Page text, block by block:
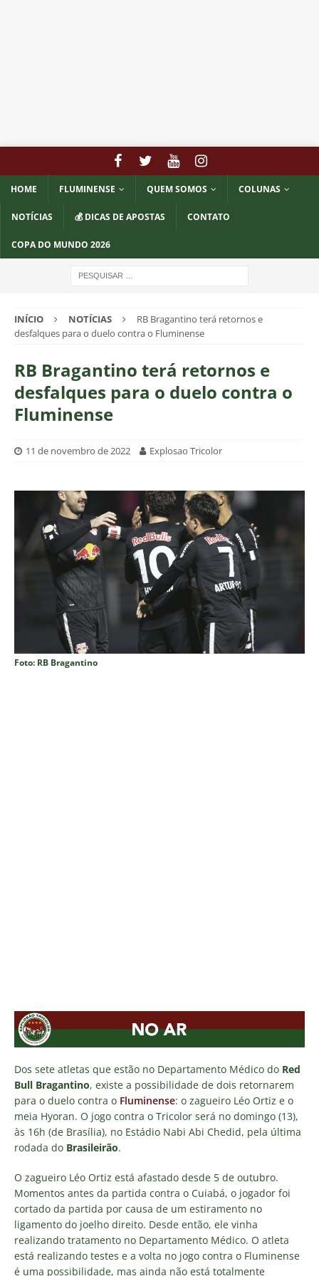
HOME FLUMINENSE QUEM SOMOS COLUNAS
NOTÍCIAS 💰 DICAS DE APOSTAS CONTATO
COPA DO MUNDO 2026
INÍCIO NOTÍCIAS
RB Bragantino terá retornos e
desfalques para o duelo contra o Fluminense
RB Bragantino terá retornos e
desfalques para o duelo contra o
Fluminense
11 de novembro de 2022 Explosao Tricolor
Foto: RB Bragantino
Dos sete atletas que estão no Departamento Médico do Red
Bull Bragantino, existe a possibilidade de dois retornarem
para o duelo contra o Fluminense: o zagueiro Léo Ortiz e o
meia Hyoran. O jogo contra o Tricolor será no domingo (13),
às 16h (de Brasília), no Estádio Nabi Abi Chedid, pela última
rodada do Brasileirão.
O zagueiro Léo Ortiz está afastado desde 5 de outubro.
Momentos antes da partida contra o Cuiabá, o jogador foi
cortado da partida por causa de um estiramento no
ligamento do joelho direito. Desde então, ele vinha
realizando tratamento no Departamento Médico. O atleta
está realizando testes e a volta no jogo contra o Fluminense
é uma possibilidade, mas ainda não está totalmente